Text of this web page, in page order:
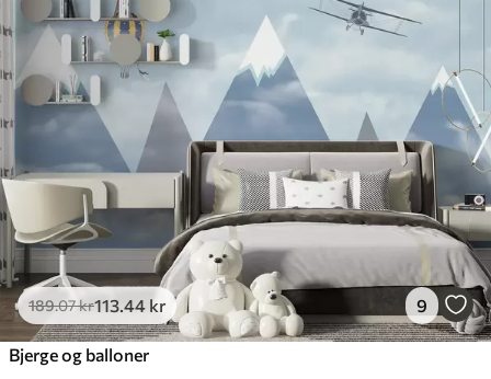
189.07kr113 .44 kr 9
Bjerge og balloner